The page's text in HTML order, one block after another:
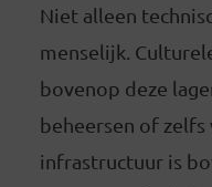
Niet alleen
menselijk.
bovenop deze
beheersen of
infrastructuur is